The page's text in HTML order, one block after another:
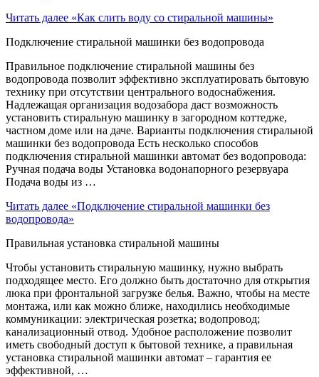
Читать далее «Как слить воду со стиральной машины»
Подключение стиральной машинки без водопровода
Правильное подключение стиральной машины без
водопровода позволит эффективно эксплуатировать бытовую
технику при отсутствии центрального водоснабжения.
Надлежащая организация водозабора даст возможность
установить стиральную машинку в загородном коттедже,
частном доме или на даче. Варианты подключения стиральной
машинки без водопровода Есть несколько способов
подключения стиральной машинки автомат без водопровода:
Ручная подача воды Установка водонапорного резервуара
Подача воды из …
Читать далее «Подключение стиральной машинки без
водопровода»
Правильная установка стиральной машины
Чтобы установить стиральную машинку, нужно выбрать
подходящее место. Его должно быть достаточно для открытия
люка при фронтальной загрузке белья. Важно, чтобы на месте
монтажа, или как можно ближе, находились необходимые
коммуникации: электрическая розетка; водопровод;
канализационный отвод. Удобное расположение позволит
иметь свободный доступ к бытовой технике, а правильная
установка стиральной машинки автомат – гарантия ее
эффективной, …